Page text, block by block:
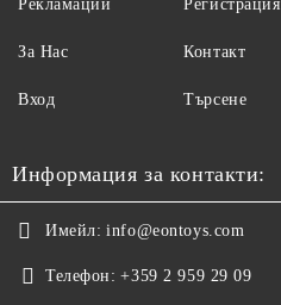
Рекламации
За Нас
Вход
Регистрация
Контакт
Търсене
Информация за контакти:
Имейл: info@eontoys.com
Телефон: +359 2 959 29 09